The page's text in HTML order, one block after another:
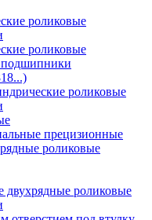
роликовые
роликовые
роликовые
прецизионные
роликовые
двухрядные роликовые